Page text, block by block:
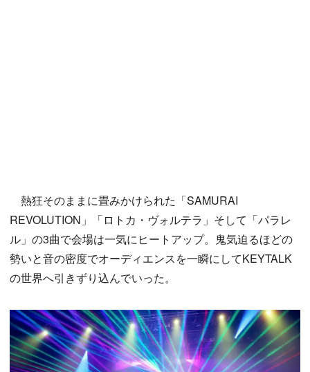
熱狂そのままに畳みかけられた「SAMURAI
REVOLUTION」「ロトカ・ヴォルテラ」そして「パラレ
ル」の3曲で会場は一気にヒートアップ。鬼気迫るほどの
勢いと音の密度でオーディエンスを一瞬にしてKEYTALK
の世界へ引きずり込んでいった。